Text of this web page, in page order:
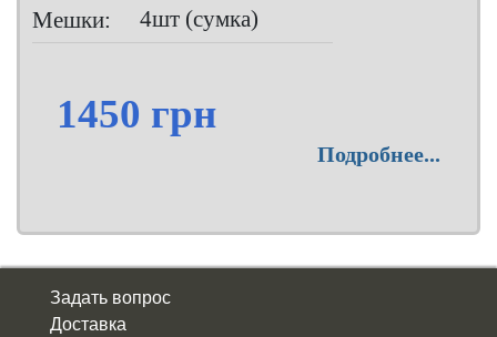
Мешки:
4шт (сумка)
1450 грн
Подробнее...
Задать вопрос
Доставка